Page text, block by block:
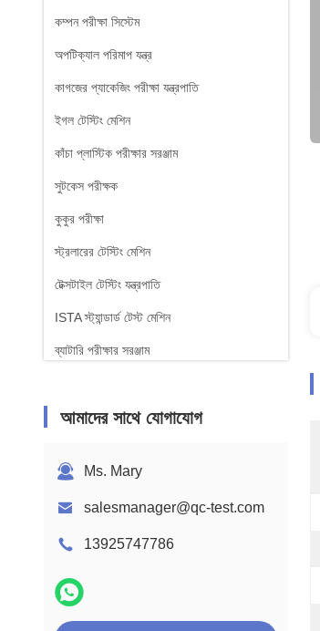
কম্পন পরীক্ষা সিস্টেম
অপটিক্যাল পরিমাপ যন্ত্র
কাগজের প্যাকেজিং পরীক্ষা যন্ত্রপাতি
ইগল টেস্টিং মেশিন
কাঁচা প্লাস্টিক পরীক্ষার সরঞ্জাম
সুটকেস পরীক্ষক
কুকুর পরীক্ষা
স্ট্রলারের টেস্টিং মেশিন
টেক্সটাইল টেস্টিং যন্ত্রপাতি
ISTA স্ট্যান্ডার্ড টেস্ট মেশিন
ব্যাটারি পরীক্ষার সরঞ্জাম
জ্বলনযোগ্যতা পরীক্ষার সরঞ্জাম
আমাদের সাথে যোগাযোগ
Ms. Mary
salesmanager@qc-test.com
13925747786